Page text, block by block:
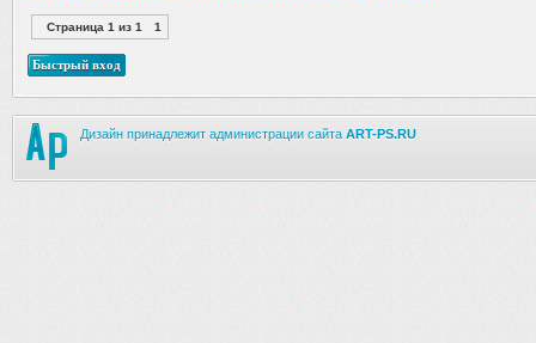
Страница 1 из 1 1
Дизайн принадлежит администрации сайта ART-PS.RU